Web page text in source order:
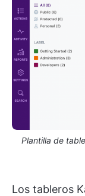
Plantilla de
Los tableros